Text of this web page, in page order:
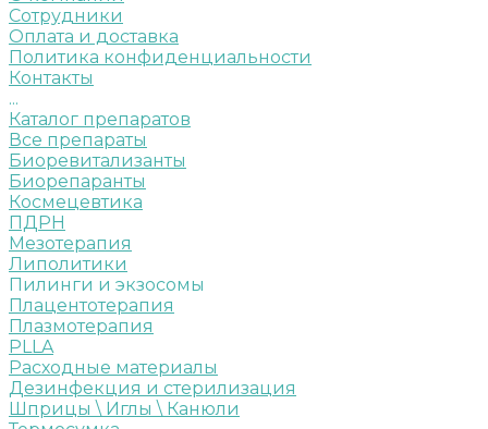
Сотрудники
Оплата и доставка
Политика конфиденциальности
Контакты
...
Каталог препаратов
Все препараты
Биоревитализанты
Биорепаранты
Космецевтика
ПДРН
Мезотерапия
Липолитики
Пилинги и экзосомы
Плацентотерапия
Плазмотерапия
PLLA
Расходные материалы
Дезинфекция и стерилизация
Шприцы \ Иглы \ Канюли